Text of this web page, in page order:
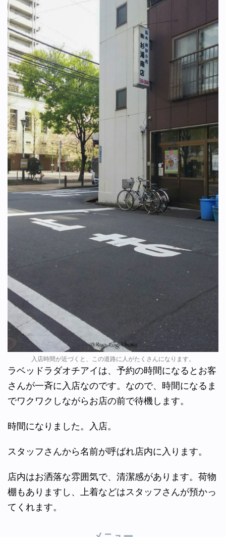
入店時間が近づくと、この道路に人がたくさんになります。
ラベッドラダオチアイは、予約の時間になるとお客
さんが一斉に入店なのです。なので、時間になるま
でワクワクしながらお店の前で待機します。
時間になりました。入店。
スタッフさんから名前が呼ばれ店内に入ります。
店内はお洒落な雰囲気で、清潔感があります。荷物
棚もありますし、上着などはスタッフさんが預かっ
てくれます。